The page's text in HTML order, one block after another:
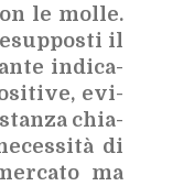
le mol­le.
il
in­di­ca­
evi­
chia­
di
ma